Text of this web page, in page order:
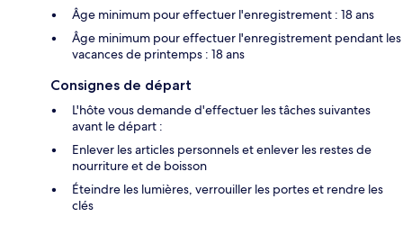
Âge minimum pour effectuer l'enregistrement : 18 ans
Âge minimum pour effectuer l'enregistrement pendant les
vacances de printemps : 18 ans
Consignes de départ
L'hôte vous demande d'effectuer les tâches suivantes
avant le départ :
Enlever les articles personnels et enlever les restes de
nourriture et de boisson
Éteindre les lumières, verrouiller les portes et rendre les
clés